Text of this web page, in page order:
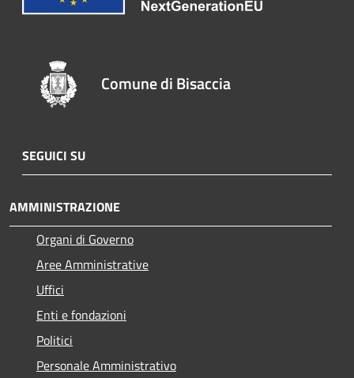
Comune di Bisaccia
SEGUICI SU
AMMINISTRAZIONE
Organi di Governo
Aree Amministrative
Uffici
Enti e fondazioni
Politici
Personale Amministrativo